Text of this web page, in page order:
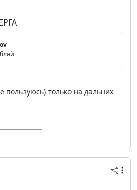
пользуюсь) только на дальних